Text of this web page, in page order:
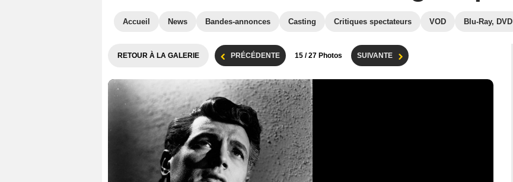
Accueil News Bandes-annonces Casting Critiques spectateurs VOD Blu-Ray, DVD
RETOUR À LA GALERIE PRÉCÉDENTE 15 / 27 Photos SUIVANTE